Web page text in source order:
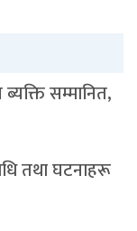
ब्यक्ति सम्मानित,
तथा घटनाहरू